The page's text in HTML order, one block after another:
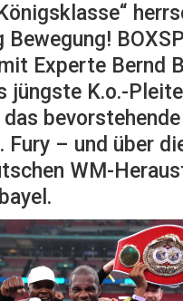
Bewegung!
Experte Bernd
jüngste K.o.-
das
Fury – und über
WM-